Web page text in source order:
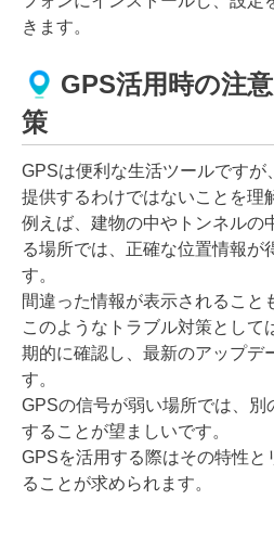
きます。
GPS活用時の注
策
GPSは便利な生活ツールですが
提供するわけではないことを理
例えば、建物の中やトンネルの
る場所では、正確な位置情報が
す。
間違った情報が表示されること
このようなトラブル対策として
期的に確認し、最新のアップデ
す。
GPSの信号が弱い場所では、別
することが望ましいです。
GPSを活用する際はその特性と
ることが求められます。